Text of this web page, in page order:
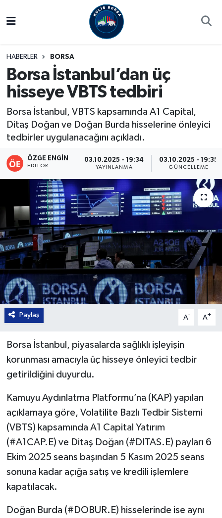
HABERLER BORSA
Borsa İstanbul’dan üç
hisseye VBTS tedbiri
Borsa İstanbul, VBTS kapsamında A1 Capital,
Ditaş Doğan ve Doğan Burda hisselerine önleyici
tedbirler uygulanacağını açıkladı.
ÖZGE ENGIN
EDITÖR
03.10.2025 - 19:34
YAYINLANMA
03.10.2025 - 19:35
GÜNCELLEME
Paylaş A- A+
Borsa İstanbul, piyasalarda sağlıklı işleyişin
korunması amacıyla üç hisseye önleyici tedbir
getirildiğini duyurdu.
Kamuyu Aydınlatma Platformu’na (KAP) yapılan
açıklamaya göre, Volatilite Bazlı Tedbir Sistemi
(VBTS) kapsamında A1 Capital Yatırım
(#A1CAP.E) ve Ditaş Doğan (#DITAS.E) payları 6
Ekim 2025 seans başından 5 Kasım 2025 seans
sonuna kadar açığa satış ve kredili işlemlere
kapatılacak.
Doğan Burda (#DOBUR.E) hisselerinde ise aynı
Hisse Yorumu
Kulis Haber
Halka Arzlar
Ekonomi
Trafik Durumu
Süper Lig Puan Durumu ve Fikstür
Tüm Manşetler
Son Dakika Haberleri
Haber Arşivi